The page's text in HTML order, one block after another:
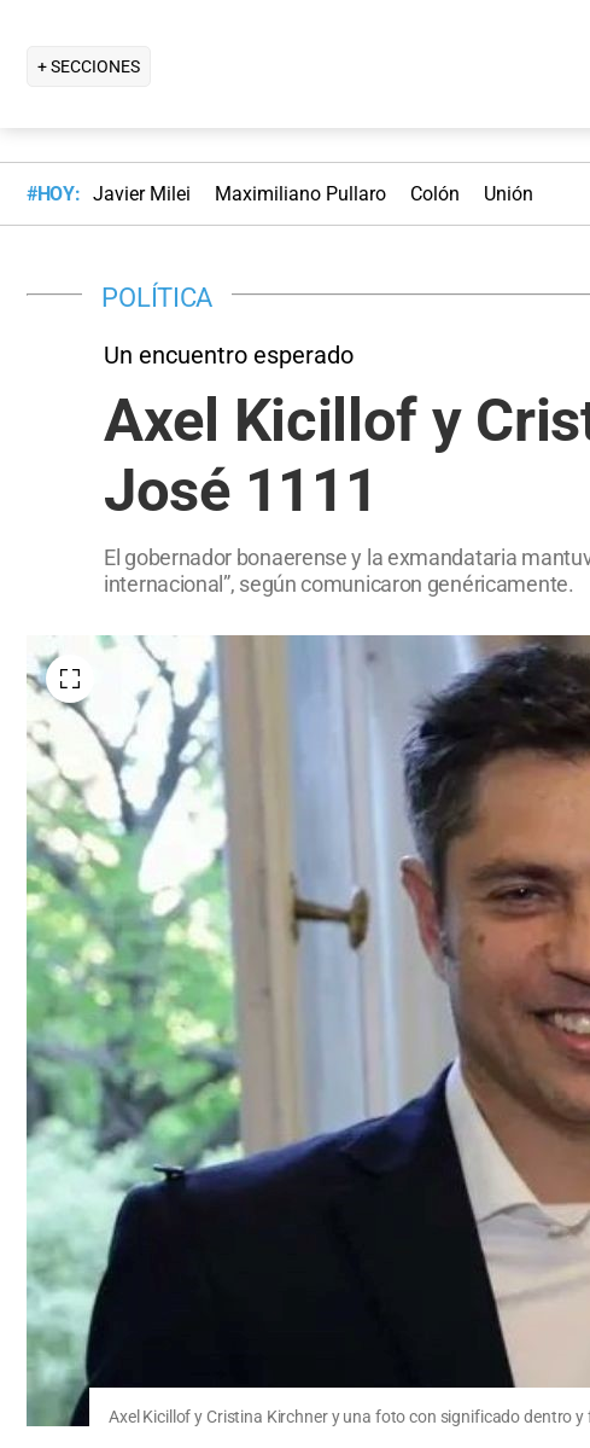
+ SECCIONES
#HOY: Javier Milei Maximiliano Pullaro Colón Unión
POLÍTICA
Un encuentro esperado ⁠
Axel Kicillof y
José 1111
El gobernador bonaerense y la exmandataria
internacional”, según comunicaron genéricamente.
Axel Kicillof y Cristina Kirchner y una foto con significado dentro